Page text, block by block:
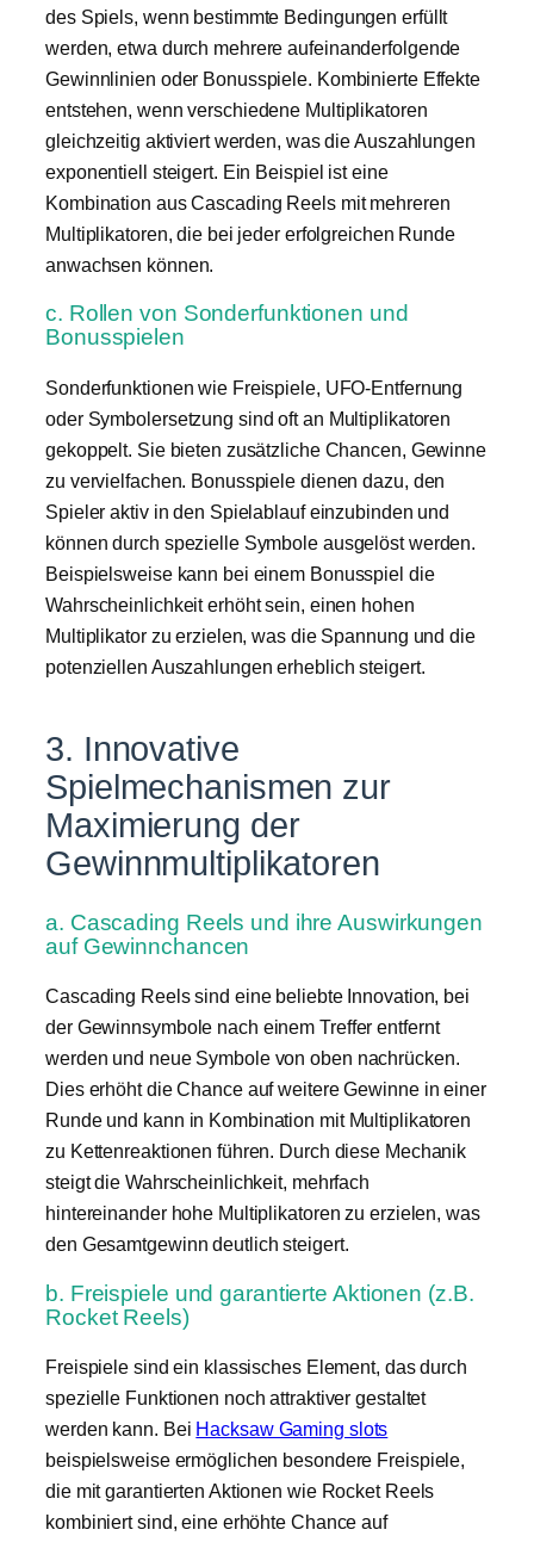
des Spiels, wenn bestimmte Bedingungen erfüllt
werden, etwa durch mehrere aufeinanderfolgende
Gewinnlinien oder Bonusspiele. Kombinierte Effekte
entstehen, wenn verschiedene Multiplikatoren
gleichzeitig aktiviert werden, was die Auszahlungen
exponentiell steigert. Ein Beispiel ist eine
Kombination aus Cascading Reels mit mehreren
Multiplikatoren, die bei jeder erfolgreichen Runde
anwachsen können.
c. Rollen von Sonderfunktionen und
Bonusspielen
Sonderfunktionen wie Freispiele, UFO-Entfernung
oder Symbolersetzung sind oft an Multiplikatoren
gekoppelt. Sie bieten zusätzliche Chancen, Gewinne
zu vervielfachen. Bonusspiele dienen dazu, den
Spieler aktiv in den Spielablauf einzubinden und
können durch spezielle Symbole ausgelöst werden.
Beispielsweise kann bei einem Bonusspiel die
Wahrscheinlichkeit erhöht sein, einen hohen
Multiplikator zu erzielen, was die Spannung und die
potenziellen Auszahlungen erheblich steigert.
3. Innovative
Spielmechanismen zur
Maximierung der
Gewinnmultiplikatoren
a. Cascading Reels und ihre Auswirkungen
auf Gewinnchancen
Cascading Reels sind eine beliebte Innovation, bei
der Gewinnsymbole nach einem Treffer entfernt
werden und neue Symbole von oben nachrücken.
Dies erhöht die Chance auf weitere Gewinne in einer
Runde und kann in Kombination mit Multiplikatoren
zu Kettenreaktionen führen. Durch diese Mechanik
steigt die Wahrscheinlichkeit, mehrfach
hintereinander hohe Multiplikatoren zu erzielen, was
den Gesamtgewinn deutlich steigert.
b. Freispiele und garantierte Aktionen (z.B.
Rocket Reels)
Freispiele sind ein klassisches Element, das durch
spezielle Funktionen noch attraktiver gestaltet
werden kann. Bei Hacksaw Gaming slots
beispielsweise ermöglichen besondere Freispiele,
die mit garantierten Aktionen wie Rocket Reels
kombiniert sind, eine erhöhte Chance auf